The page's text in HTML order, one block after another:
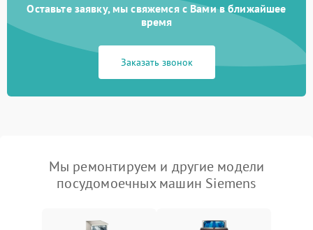
Оставьте заявку, мы свяжемся с Вами в ближайшее
время
Заказать звонок
Мы ремонтируем и другие модели
посудомоечных машин Siemens